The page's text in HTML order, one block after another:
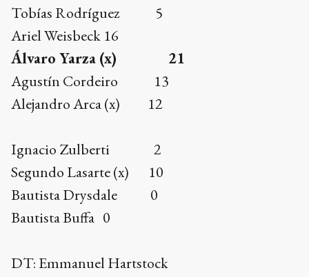
Tobías Rodríguez 5
Ariel Weisbeck 16
Álvaro Yarza (x) 21
Agustín Cordeiro 13
Alejandro Arca (x) 12
Ignacio Zulberti 2
Segundo Lasarte (x) 10
Bautista Drysdale 0
Bautista Buffa 0
DT: Emmanuel Hartstock